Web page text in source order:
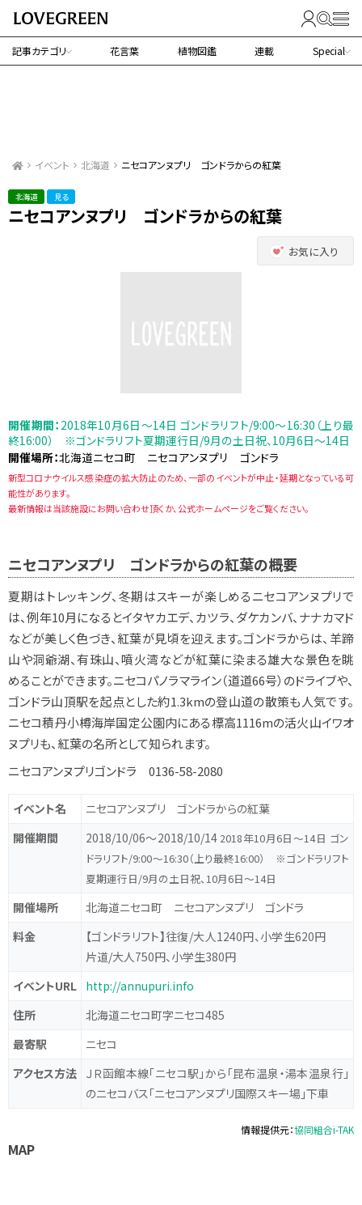
記事カテゴリ 花言葉 植物図鑑 連載 Special
イベント 北海道 ニセコアンヌプリ ゴンドラからの紅葉
北海道 見る
ニセコアンヌプリ ゴンドラからの紅葉
お気に入り
開催期間： 2018年10月6日～14日 ゴンドラリフト/9:00～16:30（上り最
終16:00） ※ゴンドラリフト夏期運行日/9月の土日祝、10月6日～14日
開催場所：北海道ニセコ町 ニセコアンヌプリ ゴンドラ
新型コロナウイルス感染症の拡大防止のため、一部のイベントが中止・延期となっている可
能性があります。
最新情報は当該施設にお問い合わせ頂くか、公式ホームページをご覧ください。
ニセコアンヌプリ ゴンドラからの紅葉の概要
夏期はトレッキング、冬期はスキーが楽しめるニセコアンヌプリで
は、例年10月になるとイタヤカエデ、カツラ、ダケカンバ、ナナカマド
などが美しく色づき、紅葉が見頃を迎えます。ゴンドラからは、羊蹄
山や洞爺湖、有珠山、噴火湾などが紅葉に染まる雄大な景色を眺
めることができます。ニセコパノラマライン（道道66号）のドライブや、
ゴンドラ山頂駅を起点とした約1.3kmの登山道の散策も人気です。
ニセコ積丹小樽海岸国定公園内にある標高1116mの活火山イワオ
ヌプリも、紅葉の名所として知られます。
ニセコアンヌプリゴンドラ 0136-58-2080
イベント名
ニセコアンヌプリ ゴンドラからの紅葉
開催期間
2018/10/06〜2018/10/14 2018年10月6日～14日 ゴン
ドラリフト/9:00～16:30（上り最終16:00） ※ゴンドラリフト
夏期運行日/9月の土日祝、10月6日～14日
開催場所
北海道ニセコ町 ニセコアンヌプリ ゴンドラ
料金
【ゴンドラリフト】往復/大人1240円、小学生620円
片道/大人750円、小学生380円
イベントURL http://annupuri.info
住所
北海道ニセコ町字ニセコ485
最寄駅
ニセコ
アクセス方法 ＪＲ函館本線「ニセコ駅」から「昆布温泉・湯本温泉行」
のニセコバス「ニセコアンヌプリ国際スキー場」下車
情報提供元：協同組合i-TAK
MAP